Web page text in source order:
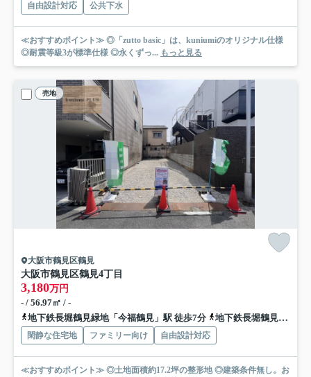
自由設計対応
公共下水
≪おすすめポイント≫ ◎「zutto basic」は、kuniumiのオリジナル仕様
◎耐震等級3が標準仕様 ◎永くずっ... もっと見る
売地
大阪市鶴見区鶴見
大阪市鶴見区鶴見4丁目
3,180万円
- / 56.97㎡ / -
地下鉄長堀鶴見緑地「今福鶴見」駅 徒歩7分
地下鉄長堀鶴見緑地「横堤」駅 徒歩17分
閑静な住宅地 ファミリー向け 自由設計対応
≪おすすめポイント≫ ◎土地面積約17.2坪の整形地 ◎建築条件無し。お